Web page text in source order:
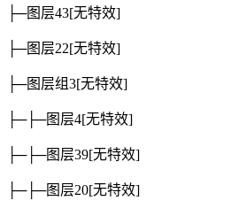
├─图层43[无特效]
├─图层22[无特效]
├─图层组3[无特效]
├─├─图层4[无特效]
├─├─图层39[无特效]
├─├─图层20[无特效]